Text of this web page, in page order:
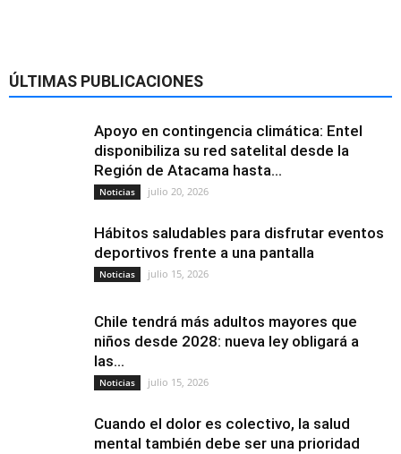
ÚLTIMAS PUBLICACIONES
Apoyo en contingencia climática: Entel
disponibiliza su red satelital desde la
Región de Atacama hasta...
Noticias julio 20, 2026
Hábitos saludables para disfrutar eventos
deportivos frente a una pantalla
Noticias julio 15, 2026
Chile tendrá más adultos mayores que
niños desde 2028: nueva ley obligará a
las...
Noticias julio 15, 2026
Cuando el dolor es colectivo, la salud
mental también debe ser una prioridad